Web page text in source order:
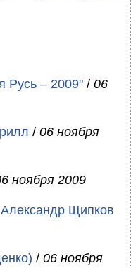
Русь – 2009" / 06
/ 06 ноября
ноября 2009
Щипков
/ 06 ноября